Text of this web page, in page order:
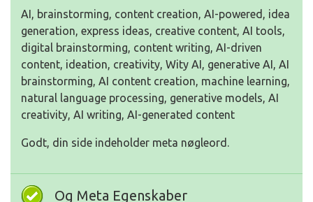
AI, brainstorming, content creation, AI-powered, idea
generation, express ideas, creative content, AI tools,
digital brainstorming, content writing, AI-driven
content, ideation, creativity, Wity AI, generative AI, AI
brainstorming, AI content creation, machine learning,
natural language processing, generative models, AI
creativity, AI writing, AI-generated content
Godt, din side indeholder meta nøgleord.
Og Meta Egenskaber